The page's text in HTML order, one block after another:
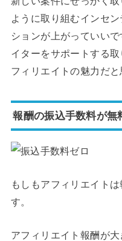
ように取り組むインセ
ションが上がっていい
イターをサポートする
フィリエイトの魅力だと
報酬の振込手数料が無
もしもアフィリエイト
す。
アフィリエイト報酬が